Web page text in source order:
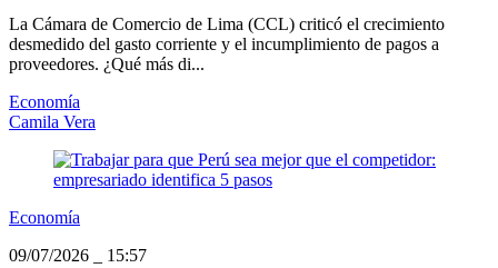
La Cámara de Comercio de Lima (CCL) criticó el crecimiento
desmedido del gasto corriente y el incumplimiento de pagos a
proveedores. ¿Qué más di...
Economía
Camila Vera
Economía
09/07/2026
15:57